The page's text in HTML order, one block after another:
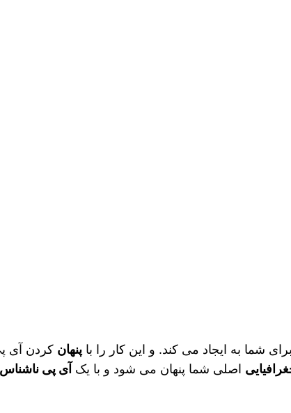
شما به ایجاد می کند. و این کار را باپنهان کردن آی
اصلی شما پنهان می‌ شود و با یک آی پی ناشناس